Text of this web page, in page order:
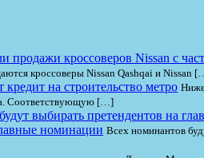
продажи кроссоверов Nissan с
кроссоверы Nissan Qashqai и Nissan
на строительство метро
Соответствующую […]
номинации Всех номинантов